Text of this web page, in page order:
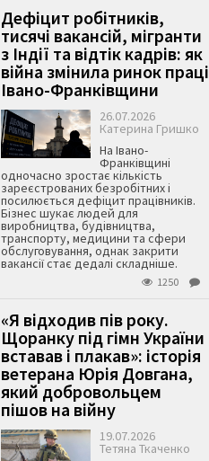
Дефіцит робітників,
тисячі вакансій, мігранти
з Індії та відтік кадрів: як
війна змінила ринок праці
Івано-Франківщини
26.07.2026
Катерина Гришко
На Івано-
Франківщині
одночасно зростає кількість
зареєстрованих безробітних і
посилюється дефіцит працівників.
Бізнес шукає людей для
виробництва, будівництва,
транспорту, медицини та сфери
обслуговування, однак закрити
вакансії стає дедалі складніше.
1250
«Я відходив пів року.
Щоранку під гімн України
вставав і плакав»: історія
ветерана Юрія Довгана,
який добровольцем
пішов на війну
19.07.2026
Тетяна Ткаченко